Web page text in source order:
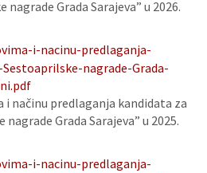
Grada Sarajeva” u 2026.
i-nacinu-predlaganja-
nagrade-Grada-
i načinu predlaganja kandidata za
Grada Sarajeva” u 2025.
i-nacinu-predlaganja-